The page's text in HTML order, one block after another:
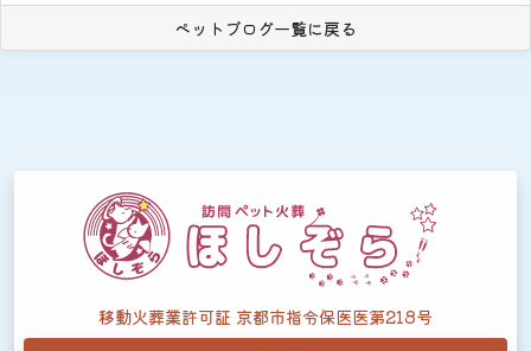
ペットブログ一覧に戻る
移動火葬業許可証 京都市指令保医医第218号